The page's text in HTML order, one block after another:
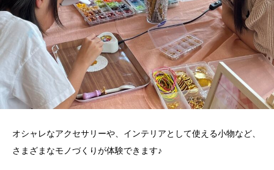
オシャレなアクセサリーや、インテリアとして使える小物など、
さまざまなモノづくりが体験できます♪